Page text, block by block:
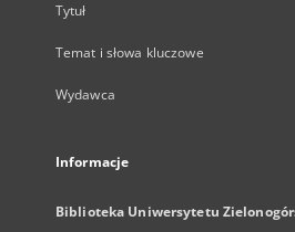
Tytuł
Temat i słowa kluczowe
Wydawca
Informacje
Biblioteka Uniwersytetu